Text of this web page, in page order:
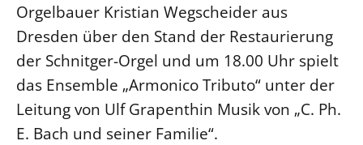
Orgelbauer Kristian Wegscheider aus
Dresden über den Stand der Restaurierung
der Schnitger-Orgel und um 18.00 Uhr spielt
das Ensemble „Armonico Tributo“ unter der
Leitung von Ulf Grapenthin Musik von „C. Ph.
E. Bach und seiner Familie“.